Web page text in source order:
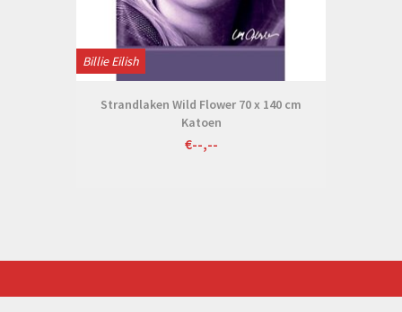
Billie Eilish
Strandlaken Wild Flower 70 x 140 cm
Katoen
€--,--